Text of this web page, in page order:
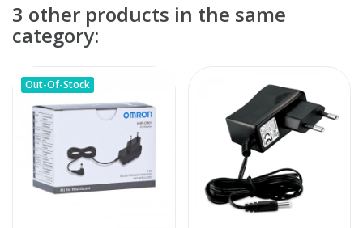
3 other products in the same
category:
Out-Of-Stock